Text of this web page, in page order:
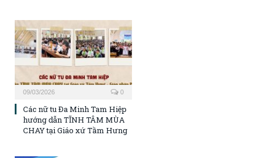
09/03/2026 0
Các nữ tu Đa Minh Tam Hiệp
hướng dẫn TĨNH TÂM MÙA
CHAY tại Giáo xứ Tầm Hưng